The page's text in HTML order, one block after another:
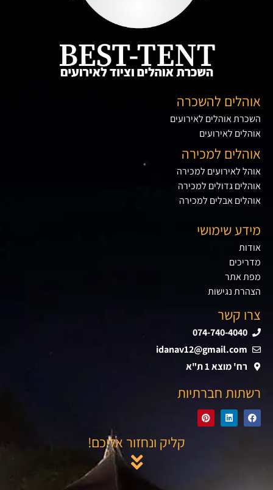
אוהלים להשכרה
השכרת אוהלים לאירועים
אוהלים לאירועים
אוהלים למכירה
אוהל לאירועים למכירה
אוהלים גדולים למכירה
אוהלים אבלים למכירה
מידע שימושי
אודות
מדריכים
מפת אתר
הצהרת נגישות
צרו קשר
074-740-4040
idanav12@gmail.com
רח' מוצא 1 ת"א
רשתות חברתיות
קליק ונחזור אליכם!